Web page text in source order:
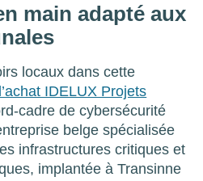
main adapté aux
locaux dans cette
IDELUX Projets
cadre de cybersécurité
belge spécialisée
infrastructures critiques et
implantée à Transinne